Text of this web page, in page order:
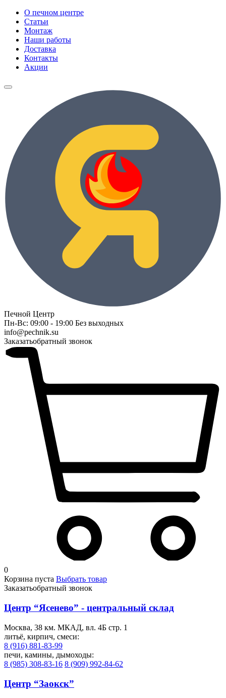
О печном центре
Статьи
Монтаж
Наши работы
Доставка
Контакты
Акции
Печной Центр
Пн-Вс: 09:00 - 19:00 Без выходных
info@pechnik.su
Заказатьобратный звонок
0
Корзина пуста Выбрать товар
Заказатьобратный звонок
Центр “Ясенево” - центральный склад
Москва, 38 км. МКАД, вл. 4Б стр. 1
литьё, кирпич, смеси:
8 (916) 881-83-99
печи, камины, дымоходы:
8 (985) 308-83-16 8 (909) 992-84-62
Центр “Заокск”